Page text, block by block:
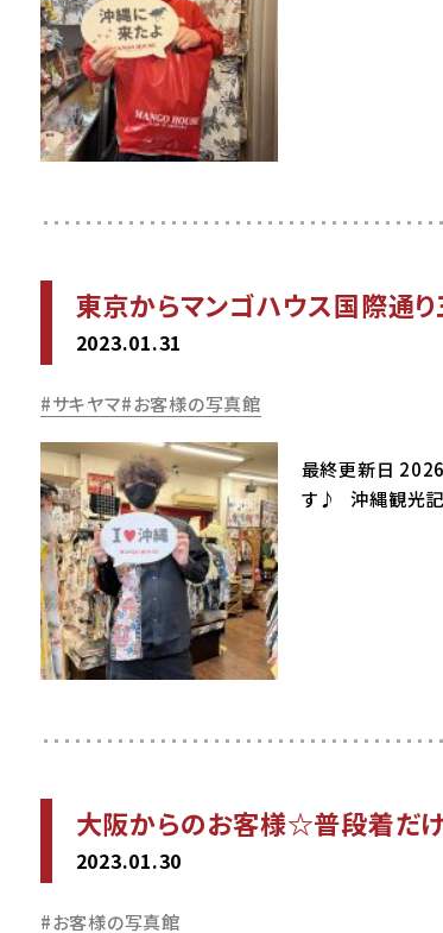
東京からマンゴハウス国際通
2023.01.31
サキヤマ お客様の写真館
最終更新日
す♪ 沖縄観光記
大阪からのお客様☆普段着だ
2023.01.30
お客様の写真館